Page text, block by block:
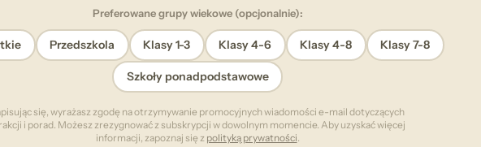
Preferowane grupy wiekowe (opcjonalnie):
Przedszkola Klasy 1-3 Klasy 4-6 Klasy 4-8 Klasy 7-8
Szkoły ponadpodstawowe
się, wyrażasz zgodę na otrzymywanie promocyjnych wiadomości e-mail dotyczących
i porad. Możesz zrezygnować z subskrypcji w dowolnym momencie. Aby uzyskać więcej
informacji, zapoznaj się z polityką prywatności